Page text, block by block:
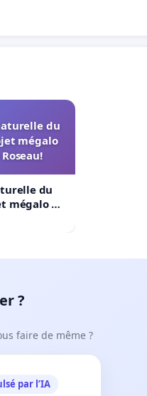
du
mégalo
du
mégalo du
?
faire de même ?
par l’IA